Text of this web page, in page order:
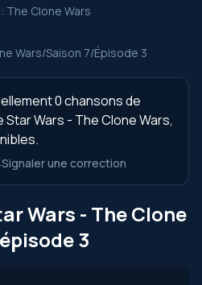
The Clone Wars
Wars/Saison 7/Épisode 3
0 chansons de
Star Wars - The Clone Wars,
Signaler une correction
Wars - The Clone
3